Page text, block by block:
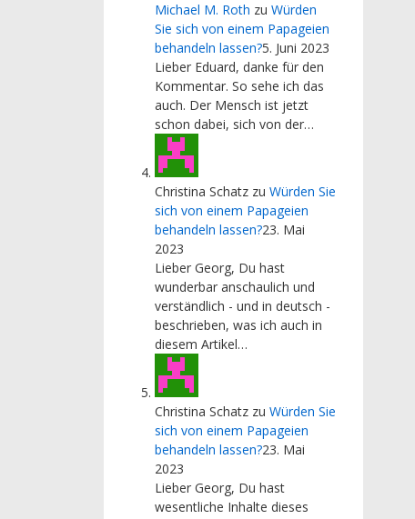
Michael M. Roth zu Würden
Sie sich von einem Papageien
behandeln lassen?5. Juni 2023
Lieber Eduard, danke für den
Kommentar. So sehe ich das
auch. Der Mensch ist jetzt
schon dabei, sich von der…
Christina Schatzzu Würden Sie
sich von einem Papageien
behandeln lassen?23. Mai
2023
Lieber Georg, Du hast
wunderbar anschaulich und
verständlich - und in deutsch -
beschrieben, was ich auch in
diesem Artikel…
Christina Schatzzu Würden Sie
sich von einem Papageien
behandeln lassen?23. Mai
2023
Lieber Georg, Du hast
wesentliche Inhalte dieses